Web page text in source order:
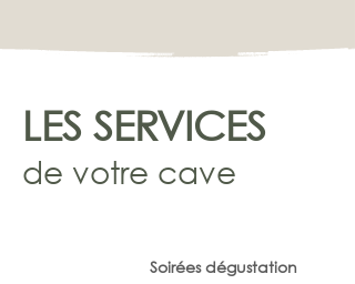
LES SERVICES
de votre cave
Soirées dégustation